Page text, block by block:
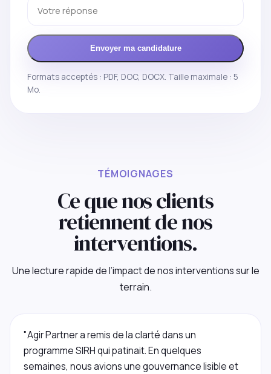
Envoyer ma candidature
Formats acceptés : PDF, DOC, DOCX. Taille maximale : 5
Mo.
TÉMOIGNAGES
Ce que nos clients
retiennent de nos
interventions.
Une lecture rapide de l’impact de nos interventions sur le
terrain.
"Agir Partner a remis de la clarté dans un
programme SIRH qui patinait. En quelques
semaines, nous avions une gouvernance lisible et